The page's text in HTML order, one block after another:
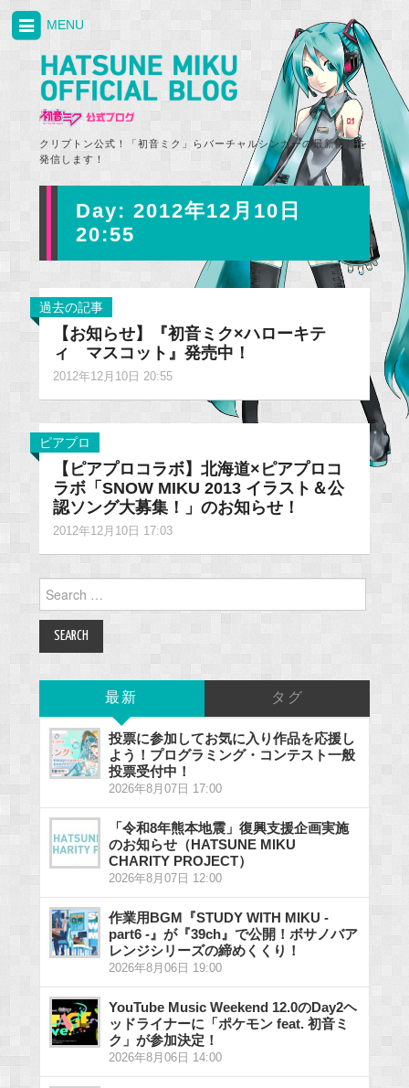
クリプトン公式！「初音ミク」らバーチャルシンガーの最新情報を
発信します！
MENU
Day: 2012年12月10日
20:55
過去の記事
【お知らせ】『初音ミク×ハローキテ
ィ マスコット』発売中！
2012年12月10日 20:55
ピアプロ
【ピアプロコラボ】北海道×ピアプロコ
ラボ「SNOW MIKU 2013 イラスト＆公
認ソング大募集！」のお知らせ！
2012年12月10日 17:03
Search
for:
最新 タグ
投票に参加してお気に入り作品を応援し
よう！プログラミング・コンテスト一般
投票受付中！
2026年8月07日 17:00
「令和8年熊本地震」復興支援企画実施
のお知らせ（HATSUNE MIKU
CHARITY PROJECT）
2026年8月07日 12:00
作業用BGM『STUDY WITH MIKU -
part6 -』が『39ch』で公開！ボサノバア
レンジシリーズの締めくくり！
2026年8月06日 19:00
YouTube Music Weekend 12.0のDay2ヘ
ッドライナーに「ポケモン feat. 初音ミ
ク」が参加決定！
2026年8月06日 14:00